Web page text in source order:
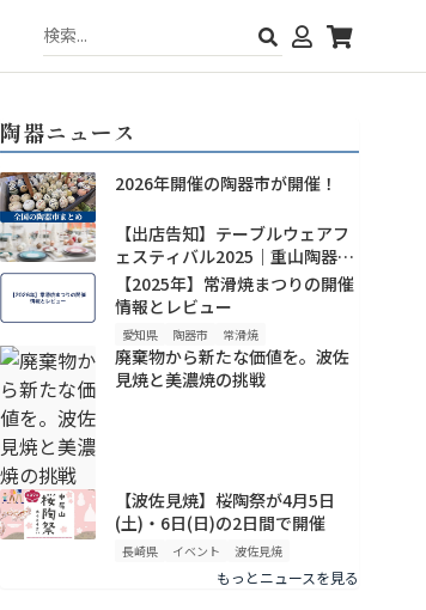
陶器ニュース
2026年開催の陶器市が開催！
【出店告知】テーブルウェアフ
ェスティバル2025｜重山陶器の
新作・人気波佐見焼を東京ドー
ムで！
【2025年】常滑焼まつりの開催
情報とレビュー
愛知県 陶器市 常滑焼
廃棄物から新たな価値を。波佐
見焼と美濃焼の挑戦
【波佐見焼】桜陶祭が4月5日
(土)・6日(日)の2日間で開催
長崎県 イベント 波佐見焼
もっとニュースを見る